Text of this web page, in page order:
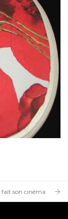
fait son cinéma